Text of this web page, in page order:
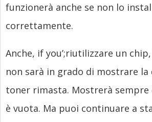
funzionerà anche se non lo
correttamente.
Anche, if you’;riutilizzare un
non sarà in grado di mostrare
toner rimasta. Mostrerà sempre
è vuota. Ma puoi continuare a